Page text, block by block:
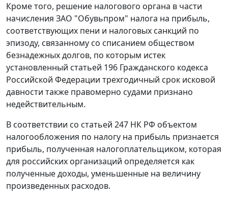
Кроме того, решение налогового органа в части
начисления ЗАО "Обувьпром" налога на прибыль,
соответствующих пени и налоговых санкций по
эпизоду, связанному со списанием обществом
безнадежных долгов, по которым истек
установленный статьей 196 Гражданского кодекса
Российской Федерации трехгодичный срок исковой
давности также правомерно судами признано
недействительным.
В соответствии со статьей 247 НК РФ объектом
налогообложения по налогу на прибыль признается
прибыль, полученная налогоплательщиком, которая
для российских организаций определяется как
полученные доходы, уменьшенные на величину
произведенных расходов.